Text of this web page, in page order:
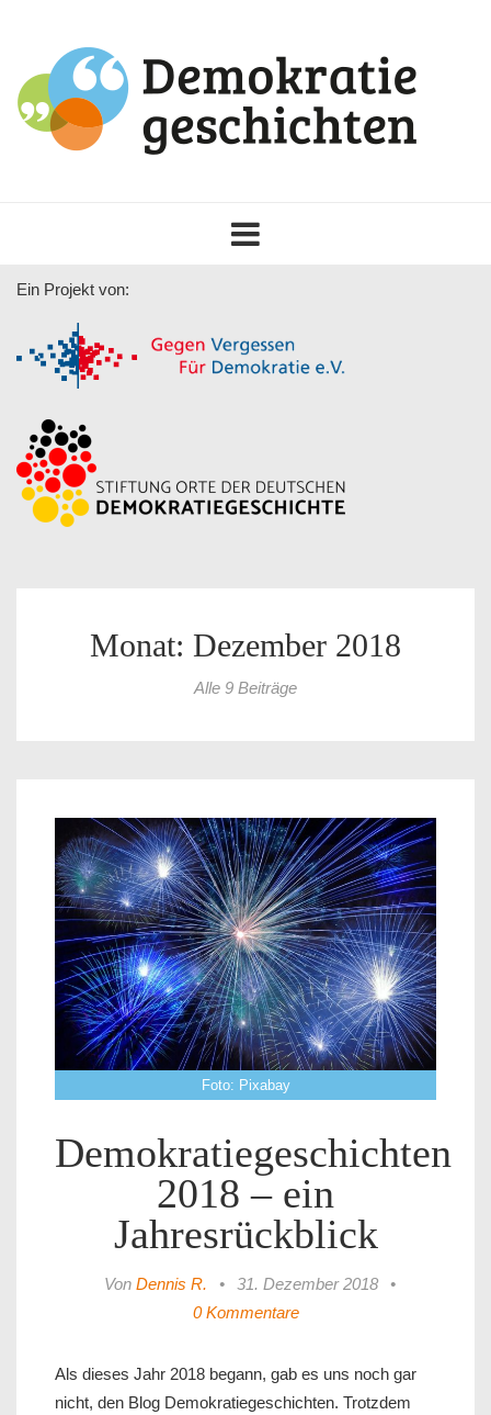
navigation
Ein Projekt von:
Monat: Dezember 2018
Alle 9 Beiträge
Foto: Pixabay
Demokratiegeschichten
2018 – ein
Jahresrückblick
Von Dennis R. • 31. Dezember 2018
•
0 Kommentare
Als dieses Jahr 2018 begann, gab es uns noch gar
nicht, den Blog Demokratiegeschichten. Trotzdem